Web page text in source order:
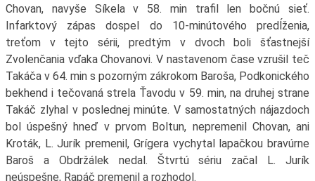
Chovan, navyše Síkela v 58. min trafil len bočnú sieť.
Infarktový zápas dospel do 10-minútového predĺženia,
treťom v tejto sérii, predtým v dvoch boli šťastnejší
Zvolenčania vďaka Chovanovi. V nastavenom čase vzrušil teč
Takáča v 64. min s pozorným zákrokom Baroša, Podkonického
bekhend i tečovaná strela Ťavodu v 59. min, na druhej strane
Takáč zlyhal v poslednej minúte. V samostatných nájazdoch
bol úspešný hneď v prvom Boltun, nepremenil Chovan, ani
Kroták, L. Jurík premenil, Grígera vychytal lapačkou bravúrne
Baroš a Obdržálek nedal. Štvrtú sériu začal L. Jurík
neúspešne, Rapáč premenil a rozhodol.